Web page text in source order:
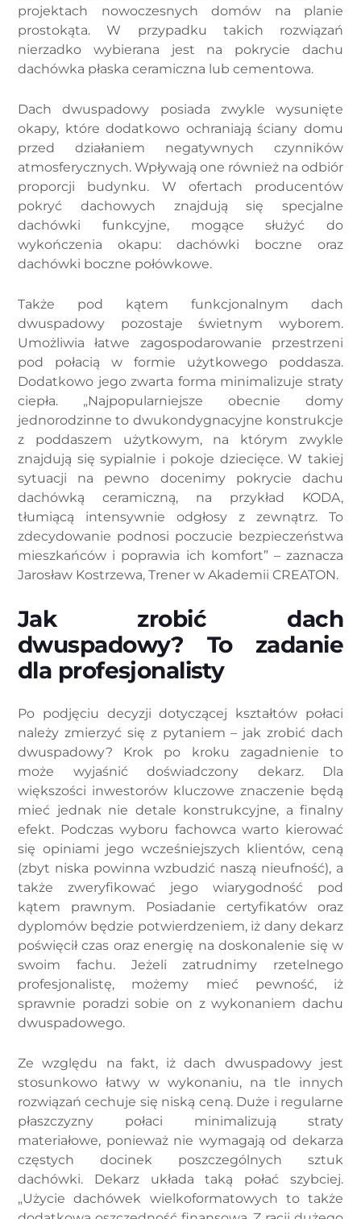
projektach nowoczesnych domów na planie
prostokąta. W przypadku takich rozwiązań
nierzadko wybierana jest na pokrycie dachu
dachówka płaska ceramiczna lub cementowa.
Dach dwuspadowy posiada zwykle wysunięte
okapy, które dodatkowo ochraniają ściany domu
przed działaniem negatywnych czynników
atmosferycznych. Wpływają one również na odbiór
proporcji budynku. W ofertach producentów
pokryć dachowych znajdują się specjalne
dachówki funkcyjne, mogące służyć do
wykończenia okapu: dachówki boczne oraz
dachówki boczne połówkowe.
Także pod kątem funkcjonalnym dach
dwuspadowy pozostaje świetnym wyborem.
Umożliwia łatwe zagospodarowanie przestrzeni
pod połacią w formie użytkowego poddasza.
Dodatkowo jego zwarta forma minimalizuje straty
ciepła. „Najpopularniejsze obecnie domy
jednorodzinne to dwukondygnacyjne konstrukcje
z poddaszem użytkowym, na którym zwykle
znajdują się sypialnie i pokoje dziecięce. W takiej
sytuacji na pewno docenimy pokrycie dachu
dachówką ceramiczną, na przykład KODA,
tłumiącą intensywnie odgłosy z zewnątrz. To
zdecydowanie podnosi poczucie bezpieczeństwa
mieszkańców i poprawia ich komfort” – zaznacza
Jarosław Kostrzewa, Trener w Akademii CREATON.
Jak zrobić dach
dwuspadowy? To zadanie
dla profesjonalisty
Po podjęciu decyzji dotyczącej kształtów połaci
należy zmierzyć się z pytaniem – jak zrobić dach
dwuspadowy? Krok po kroku zagadnienie to
może wyjaśnić doświadczony dekarz. Dla
większości inwestorów kluczowe znaczenie będą
mieć jednak nie detale konstrukcyjne, a finalny
efekt. Podczas wyboru fachowca warto kierować
się opiniami jego wcześniejszych klientów, ceną
(zbyt niska powinna wzbudzić naszą nieufność), a
także zweryfikować jego wiarygodność pod
kątem prawnym. Posiadanie certyfikatów oraz
dyplomów będzie potwierdzeniem, iż dany dekarz
poświęcił czas oraz energię na doskonalenie się w
swoim fachu. Jeżeli zatrudnimy rzetelnego
profesjonalistę, możemy mieć pewność, iż
sprawnie poradzi sobie on z wykonaniem dachu
dwuspadowego.
Ze względu na fakt, iż dach dwuspadowy jest
stosunkowo łatwy w wykonaniu, na tle innych
rozwiązań cechuje się niską ceną. Duże i regularne
płaszczyzny połaci minimalizują straty
materiałowe, ponieważ nie wymagają od dekarza
częstych docinek poszczególnych sztuk
dachówki. Dekarz układa taką połać szybciej.
„Użycie dachówek wielkoformatowych to także